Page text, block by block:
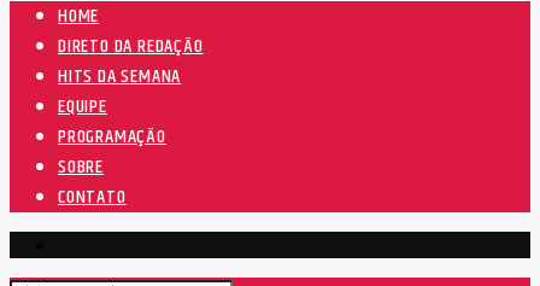
HOME
DIRETO DA REDAÇÃO
HITS DA SEMANA
EQUIPE
PROGRAMAÇÃO
SOBRE
CONTATO